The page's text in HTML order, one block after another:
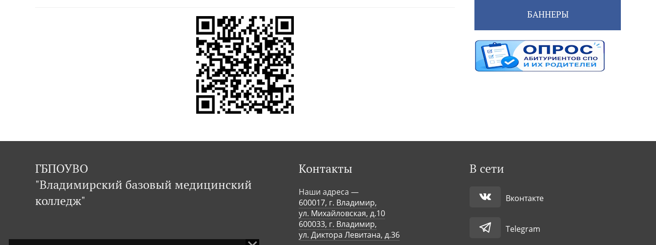
БАННЕРЫ
ГБПОУВО
"Владимирский базовый медицинский
колледж"
Контакты
Наши адреса —
600017, г. Владимир,
ул. Михайловская, д.10
600033, г. Владимир,
ул. Диктора Левитана, д.36
В сети
Вконтакте
Telegram